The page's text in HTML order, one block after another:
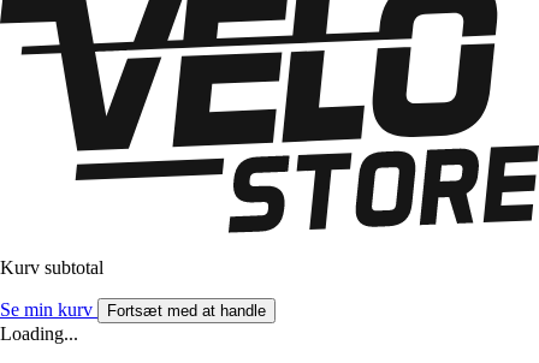
Kurv subtotal
Se min kurv Fortsæt med at handle
Loading...